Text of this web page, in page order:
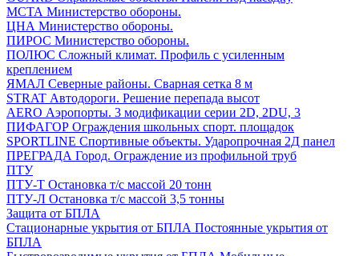
МСТА Министерство обороны.
ЦНА Министерство обороны.
ПИРОС Министерство обороны.
ПОЛЮС Сложный климат. Профиль с усиленным
креплением
ЯМАЛ Северные районы. Сварная сетка 8 м
STRAT Автодороги. Решение перепада высот
AERO Аэропорты. 3 модификации серии 2D, 2DU, 3
ПИФАГОР Ограждения школьных спорт. площадок
SPORTLINE Спортивные объекты. Ударопрочная 2Д панел
ПРЕГРАДА Город. Ограждение из профильной труб
ПТУ
ПТУ-Т Остановка т/c массой 20 тонн
ПТУ-Л Остановка т/c массой 3,5 тонны
Защита от БПЛА
Стационарные укрытия от БПЛА Постоянные укрытия от
БПЛА